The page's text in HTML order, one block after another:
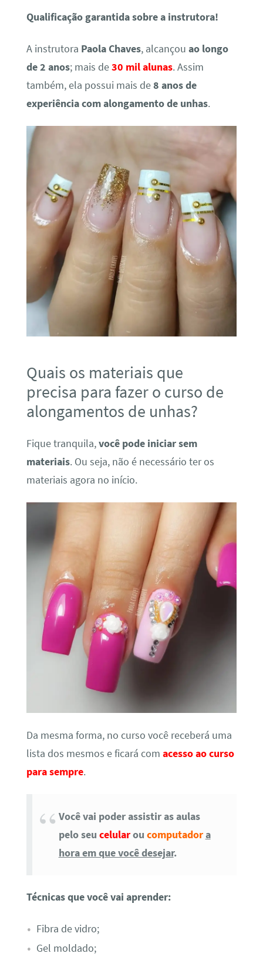
Qualificação garantida sobre a instrutora!
A instrutora Paola Chaves, alcançou ao longo
de 2 anos; mais de30 mil alunas. Assim
também, ela possui mais de8 anos de
experiência com alongamento de unhas.
Quais os materiais que
precisa para fazer o curso de
alongamentos de unhas?
Fique tranquila,você pode iniciar sem
materiais. Ou seja, não é necessário ter os
materiais agora no início.
Da mesma forma, no curso você receberá uma
lista dos mesmos e ficará com acesso ao curso
para sempre.
Você vai poder assistir as aulas
pelo seu celularou computador a
hora em que você desejar.
Técnicas que você vai aprender:
Fibra de vidro;
Gel moldado;